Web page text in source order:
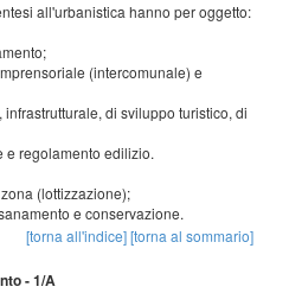
all'urbanistica hanno per oggetto:
(intercomunale) e
di sviluppo turistico, di
e regolamento edilizio.
(lottizzazione);
e conservazione.
[torna all'indice][torna al sommario]
- 1/A